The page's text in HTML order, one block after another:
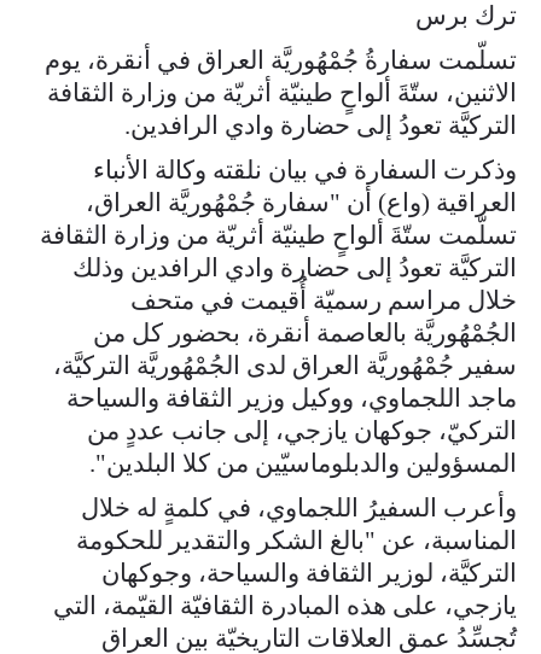
ترك برس
تسلّمت سفارةُ جُمْهُوريَّة العراق في أنقرة، يوم
الاثنين، ستّةَ ألواحٍ طينيّة أثريّة من وزارة الثقافة
التركيَّة تعودُ إلى حضارة وادي الرافدين.
وذكرت السفارة في بيان نلقته وكالة الأنباء
العراقية (واع) أن "سفارة جُمْهُوريَّة العراق،
تسلّمت ستّةَ ألواحٍ طينيّة أثريّة من وزارة الثقافة
التركيَّة تعودُ إلى حضارة وادي الرافدين وذلك
خلال مراسم رسميّة أُقيمت في متحف
الجُمْهُوريَّة بالعاصمة أنقرة، بحضور كل من
سفير جُمْهُوريَّة العراق لدى الجُمْهُوريَّة التركيَّة،
ماجد اللجماوي، ووكيل وزير الثقافة والسياحة
التركيّ، جوكهان يازجي، إلى جانب عددٍ من
المسؤولين والدبلوماسيّين من كلا البلدين".
وأعرب السفيرُ اللجماوي، في كلمةٍ له خلال
المناسبة، عن "بالغ الشكر والتقدير للحكومة
التركيَّة، لوزير الثقافة والسياحة، وجوكهان
يازجي، على هذه المبادرة الثقافيّة القيّمة، التي
تُجسِّدُ عمق العلاقات التاريخيّة بين العراق